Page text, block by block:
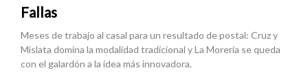
Fallas
Meses de trabajo al casal para un resultado de postal: Cruz y
Mislata domina la modalidad tradicional y La Morería se queda
con el galardón a la idea más innovadora.